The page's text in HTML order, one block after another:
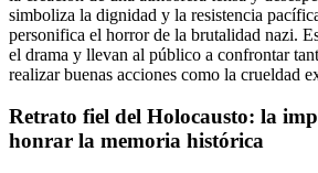
simboliza la dignidad y la resistencia
personifica el horror de la brutalidad nazi.
el drama y llevan al público a confrontar
realizar buenas acciones como la crueldad
Retrato fiel del Holocausto: la
honrar la memoria histórica